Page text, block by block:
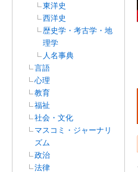
東洋史
西洋史
歴史学・考古学・地
理学
人名事典
言語
心理
教育
福祉
社会・文化
マスコミ・ジャーナリ
ズム
政治
法律